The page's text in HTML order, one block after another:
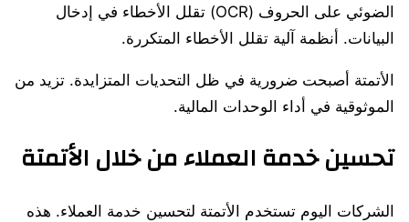
الضوئي على الحروف (OCR) تقلل الأخطاء في إدخال
البيانات. أنظمة آلية تقلل الأخطاء المتكررة.
الأتمتة أصبحت ضرورية في ظل التحديات المتزايدة. تزيد من
الموثوقية في أداء الوحدات المالية.
تحسين خدمة العملاء من خلال الأتمتة
الشركات اليوم تستخدم الأتمتة لتحسين خدمة العملاء. هذه